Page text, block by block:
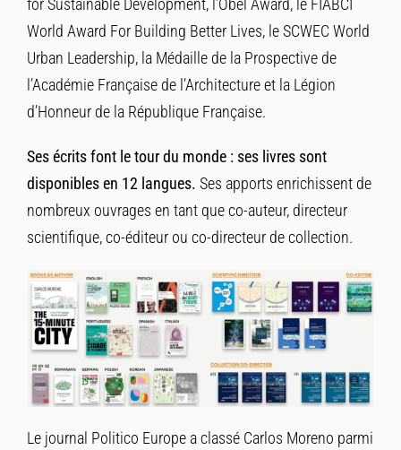
for Sustainable Development, l’Obel Award, le FIABCI
World Award For Building Better Lives, le SCWEC World
Urban Leadership, la Médaille de la Prospective de
l’Académie Française de l’Architecture et la Légion
d’Honneur de la République Française.
Ses écrits font le tour du monde : ses livres sont
disponibles en 12 langues. Ses apports enrichissent de
nombreux ouvrages en tant que co-auteur, directeur
scientifique, co-éditeur ou co-directeur de collection.
Le journal Politico Europe a classé Carlos Moreno parmi